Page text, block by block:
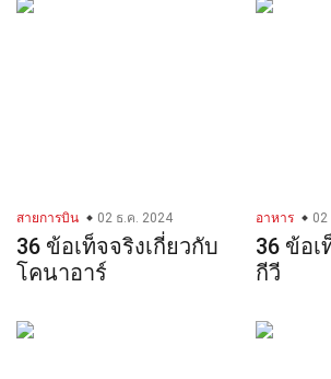
สายการบิน 02 ธ.ค. 2024
36 ข้อเท็จจริงเกี่ยวกับ
โคนาอาร์
อาหาร 02
36 ข้อเ
กีวี